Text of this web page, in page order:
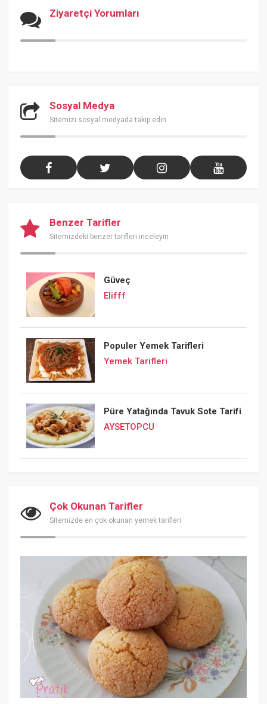
Ziyaretçi Yorumları
Sosyal Medya
Sitemizi sosyal medyada takip edin
Benzer Tarifler
Sitemizdeki benzer tarifleri inceleyin
Güveç
Elifff
Populer Yemek Tarifleri
Yemek Tarifleri
Püre Yatağında Tavuk Sote Tarifi
AYSETOPCU
Çok Okunan Tarifler
Sitemizde en çok okunan yemek tarifleri